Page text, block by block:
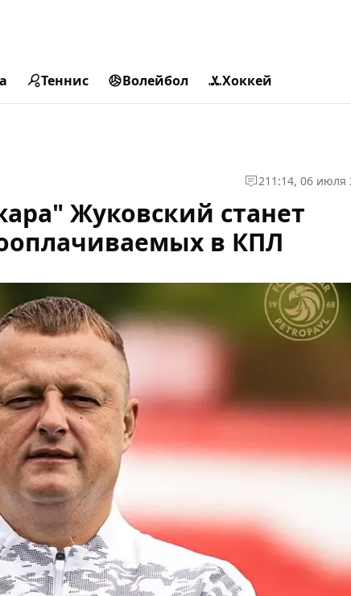
Теннис Волейбол Хоккей
211:14, 06 июля
Жуковский станет
в КПЛ